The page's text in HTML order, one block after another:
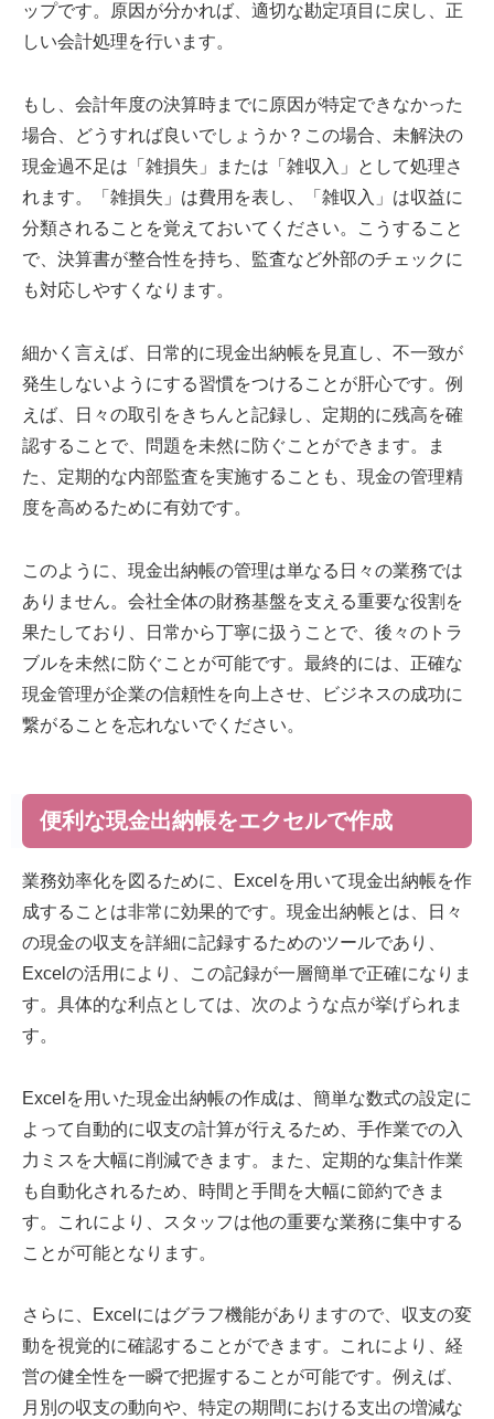
ップです。原因が分かれば、適切な勘定項目に戻し、正
しい会計処理を行います。
もし、会計年度の決算時までに原因が特定できなかった
場合、どうすれば良いでしょうか？この場合、未解決の
現金過不足は「雑損失」または「雑収入」として処理さ
れます。「雑損失」は費用を表し、「雑収入」は収益に
分類されることを覚えておいてください。こうすること
で、決算書が整合性を持ち、監査など外部のチェックに
も対応しやすくなります。
細かく言えば、日常的に現金出納帳を見直し、不一致が
発生しないようにする習慣をつけることが肝心です。例
えば、日々の取引をきちんと記録し、定期的に残高を確
認することで、問題を未然に防ぐことができます。ま
た、定期的な内部監査を実施することも、現金の管理精
度を高めるために有効です。
このように、現金出納帳の管理は単なる日々の業務では
ありません。会社全体の財務基盤を支える重要な役割を
果たしており、日常から丁寧に扱うことで、後々のトラ
ブルを未然に防ぐことが可能です。最終的には、正確な
現金管理が企業の信頼性を向上させ、ビジネスの成功に
繋がることを忘れないでください。
便利な現金出納帳をエクセルで作成
業務効率化を図るために、Excelを用いて現金出納帳を作
成することは非常に効果的です。現金出納帳とは、日々
の現金の収支を詳細に記録するためのツールであり、
Excelの活用により、この記録が一層簡単で正確になりま
す。具体的な利点としては、次のような点が挙げられま
す。
Excelを用いた現金出納帳の作成は、簡単な数式の設定に
よって自動的に収支の計算が行えるため、手作業での入
力ミスを大幅に削減できます。また、定期的な集計作業
も自動化されるため、時間と手間を大幅に節約できま
す。これにより、スタッフは他の重要な業務に集中する
ことが可能となります。
さらに、Excelにはグラフ機能がありますので、収支の変
動を視覚的に確認することができます。これにより、経
営の健全性を一瞬で把握することが可能です。例えば、
月別の収支の動向や、特定の期間における支出の増減な